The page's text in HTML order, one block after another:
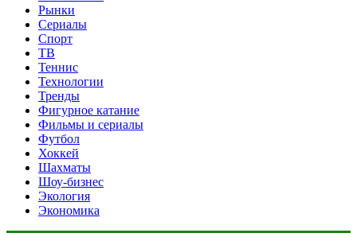
Рынки
Сериалы
Спорт
ТВ
Теннис
Технологии
Тренды
Фигурное катание
Фильмы и сериалы
Футбол
Хоккей
Шахматы
Шоу-бизнес
Экология
Экономика